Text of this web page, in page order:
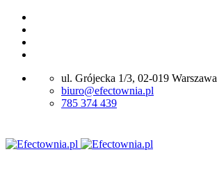
ul. Grójecka 1/3, 02-019 Warszawa
biuro@efectownia.pl
785 374 439